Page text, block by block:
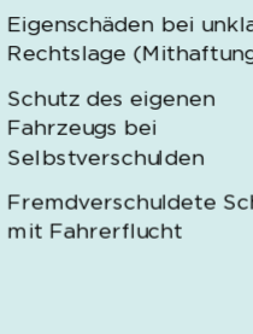
Eigenschäden bei
Rechtslage
Schutz des eigenen
Fahrzeugs bei
Selbstverschulden
Fremdverschuldete
mit Fahrerflucht